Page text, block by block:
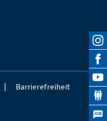
| Barrierefreiheit